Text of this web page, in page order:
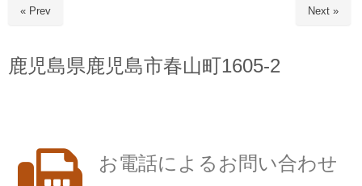
« Prev Next »
鹿児島県鹿児島市春山町1605-2
お電話によるお問い合わせ